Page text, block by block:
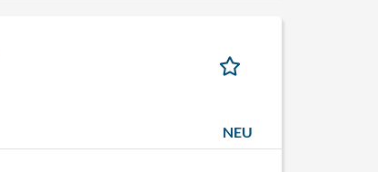
NEU